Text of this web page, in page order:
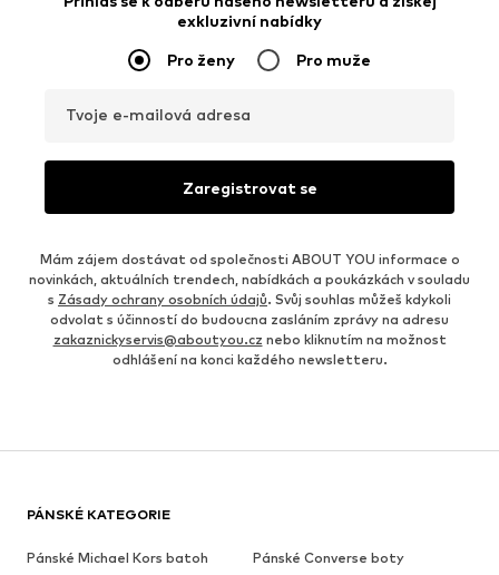
exkluzivní nabídky
Pro ženy Pro muže
Tvoje e-mailová adresa
Zaregistrovat se
Mám zájem dostávat od společnosti ABOUT YOU informace o
novinkách, aktuálních trendech, nabídkách a poukázkách v souladu
s Zásady ochrany osobních údajů. Svůj souhlas můžeš kdykoli
odvolat s účinností do budoucna zasláním zprávy na adresu
zakaznickyservis@aboutyou.cz nebo kliknutím na možnost
odhlášení na konci každého newsletteru.
PÁNSKÉ KATEGORIE
Pánské Michael Kors batoh
Pánské Converse boty